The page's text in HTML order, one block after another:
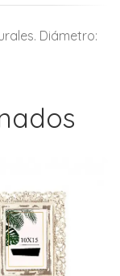
Diámetro: